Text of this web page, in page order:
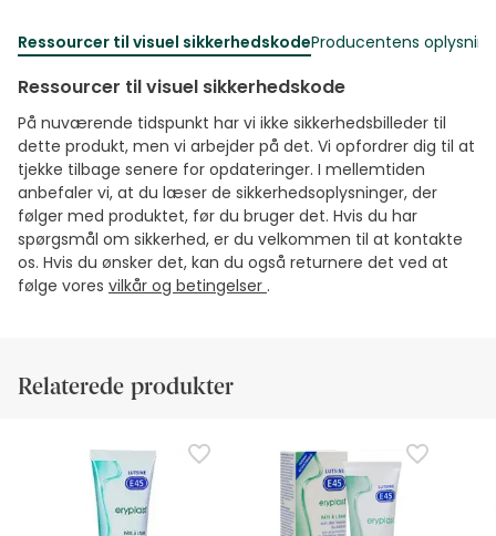
Ressourcer til visuel sikkerhedskodeProducentens
Ressourcer til visuel sikkerhedskode
På nuværende tidspunkt har vi ikke sikkerhedsbilleder til
dette produkt, men vi arbejder på det. Vi opfordrer dig til at
tjekke tilbage senere for opdateringer. I mellemtiden
anbefaler vi, at du læser de sikkerhedsoplysninger, der
følger med produktet, før du bruger det. Hvis du har
spørgsmål om sikkerhed, er du velkommen til at kontakte
os. Hvis du ønsker det, kan du også returnere det ved at
følge vores vilkår og betingelser .
Relaterede produkter